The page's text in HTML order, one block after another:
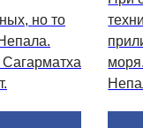
но то